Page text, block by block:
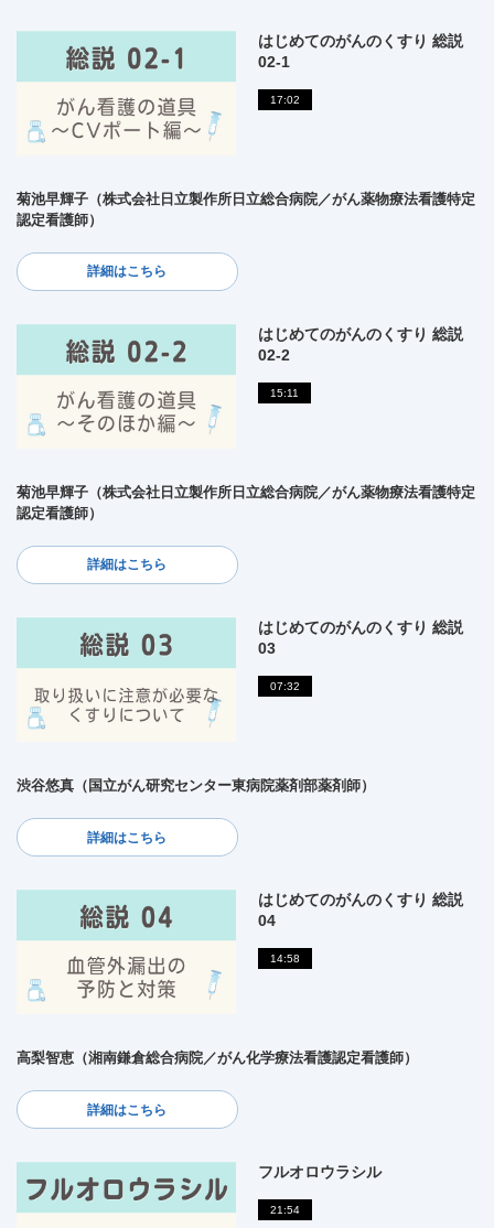
はじめてのがんのくすり 総説
02-1
17:02
菊池早輝子（株式会社日立製作所日立総合病院／がん薬物療法看護特定
認定看護師）
詳細はこちら
はじめてのがんのくすり 総説
02-2
15:11
菊池早輝子（株式会社日立製作所日立総合病院／がん薬物療法看護特定
認定看護師）
詳細はこちら
はじめてのがんのくすり 総説
03
07:32
渋谷悠真（国立がん研究センター東病院薬剤部薬剤師）
詳細はこちら
はじめてのがんのくすり 総説
04
14:58
高梨智恵（湘南鎌倉総合病院／がん化学療法看護認定看護師）
詳細はこちら
フルオロウラシル
21:54